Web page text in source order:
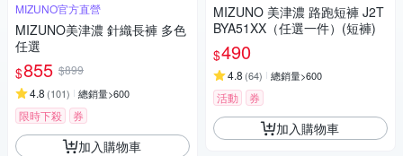
MIZUNO官方直營
MIZUNO美津濃 針織長褲 多色
任選
$855 $899
4.8 (101) 總銷量>600
限時下殺 券
加入購物車
MIZUNO 美津濃 路跑短褲 J2T
BYA51XX（任選一件）(短褲)
$490
4.8 (64) 總銷量>600
活動 券
加入購物車